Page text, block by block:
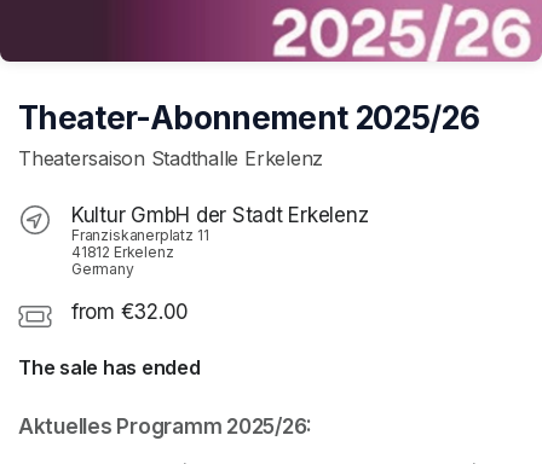
Theater-Abonnement 2025/26
Theatersaison Stadthalle Erkelenz
Kultur GmbH der Stadt Erkelenz
Franziskanerplatz 11
41812 Erkelenz
Germany
from €32.00
The sale has ended
Aktuelles Programm 2025/26: